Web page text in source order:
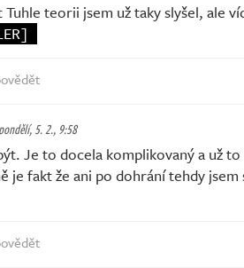
Tuhle teorii jsem už taky slyšel, ale
pondělí, 5. 2., 9:58
Je to docela komplikovaný a už
je fakt že ani po dohrání tehdy jsem